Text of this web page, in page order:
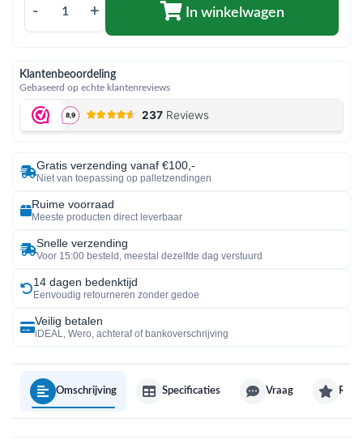
(Warmtepompen en warmtepompboilers)
- + In winkelwagen
Klantenbeoordeling
Gebaseerd op echte klantenreviews
Gratis verzending vanaf €100,-
Niet van toepassing op palletzendingen
Ruime voorraad
Meeste producten direct leverbaar
Snelle verzending
Voor 15:00 besteld, meestal dezelfde dag verstuurd
14 dagen bedenktijd
Eenvoudig retourneren zonder gedoe
Veilig betalen
iDEAL, Wero, achteraf of bankoverschrijving
Omschrijving Specificaties Vraag